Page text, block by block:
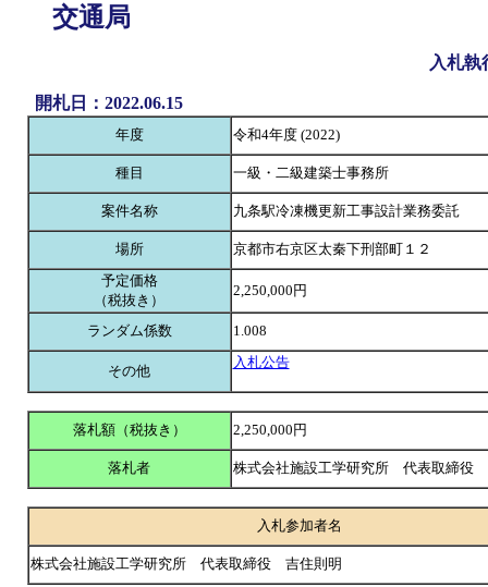
交通局
入札執
開札日：2022.06.15
年度 令和4年度 (2022)
種目 一級・二級建築士事務所
案件名称 九条駅冷凍機更新工事設計業務委託
場所
京都市右京区太秦下刑部町１２
予定価格
（税抜き）
2,250,000円
ランダム係数 1.008
その他
入札公告
落札額（税抜き） 2,250,000円
落札者 株式会社施設工学研究所 代表取締役
入札参加者名
株式会社施設工学研究所 代表取締役 吉住則明